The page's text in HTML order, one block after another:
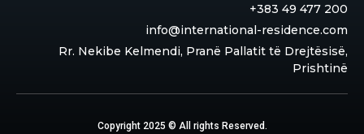
+383 49 477 200
info@international-residence.com
Rr. Nekibe Kelmendi, Pranë Pallatit të Drejtësisë,
Prishtinë
Copyright 2025 © All rights Reserved.